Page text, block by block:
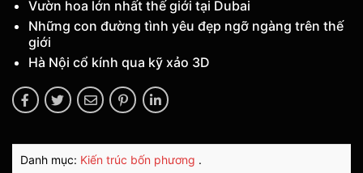
Vườn hoa lớn nhất thế giới tại Dubai
Những con đường tình yêu đẹp ngỡ ngàng trên thế
giới
Hà Nội cổ kính qua kỹ xảo 3D
Danh mục: Kiến trúc bốn phương .